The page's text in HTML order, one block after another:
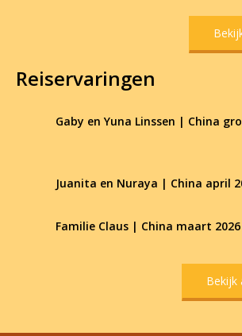
Reiservaringen
Gaby en Yuna Linssen | China
Juanita en Nuraya | China april
Familie Claus | China maart 2026
Bekijk